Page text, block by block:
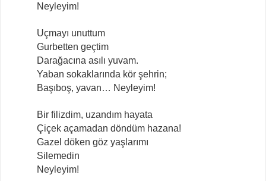
Neyleyim!
Uçmayı unuttum
Gurbetten geçtim
Darağacına asılı yuvam.
Yaban sokaklarında kör şehrin;
Başıboş, yavan… Neyleyim!
Bir filizdim, uzandım hayata
Çiçek açamadan döndüm hazana!
Gazel döken göz yaşlarımı
Silemedin
Neyleyim!